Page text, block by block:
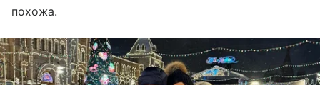
похожа.